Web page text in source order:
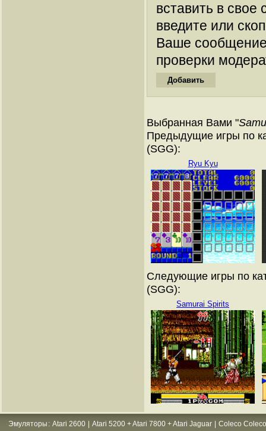
вставить в
введите или
Ваше
проверки
Выбранная Вами "
Предыдущие игры по
(SGG):
Ryu Kyu
Следующие игры по
(SGG):
Samurai Spirits
Эмуляторы : Atari 2600 Atari 5200 + Atari 7800 + Atari Jaguar
Coleco